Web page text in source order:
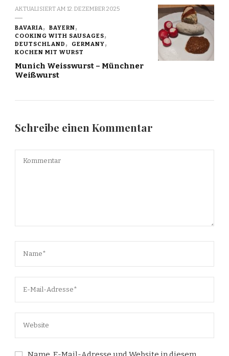
AKTUALISIERT AM 12. DEZEMBER 2025
BAVARIA
BAYERN
COOKING WITH SAUSAGES
DEUTSCHLAND
GERMANY
KOCHEN MIT WURST
Munich Weisswurst – Münchner
Weißwurst
Schreibe einen Kommentar